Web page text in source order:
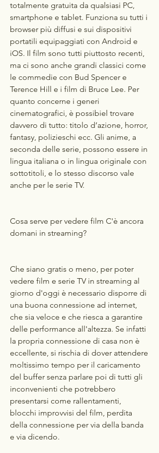
totalmente gratuita da qualsiasi PC,
smartphone e tablet. Funziona su tutti i
browser più diffusi e sui dispositivi
portatili equipaggiati con Android e
iOS. Il film sono tutti piuttosto recenti,
ma ci sono anche grandi classici come
le commedie con Bud Spencer e
Terence Hill e i film di Bruce Lee. Per
quanto concerne i generi
cinematografici, è possibiel trovare
davvero di tutto: titolo d’azione, horror,
fantasy, polizieschi ecc. Gli anime, a
seconda delle serie, possono essere in
lingua italiana o in lingua originale con
sottotitoli, e lo stesso discorso vale
anche per le serie TV.
Cosa serve per vedere film C'è ancora
domani in streaming?
Che siano gratis o meno, per poter
vedere film e serie TV in streaming al
giorno d'oggi è necessario disporre di
una buona connessione ad internet,
che sia veloce e che riesca a garantire
delle performance all'altezza. Se infatti
la propria connessione di casa non è
eccellente, si rischia di dover attendere
moltissimo tempo per il caricamento
del buffer senza parlare poi di tutti gli
inconvenienti che potrebbero
presentarsi come rallentamenti,
blocchi improvvisi del film, perdita
della connessione per via della banda
e via dicendo.